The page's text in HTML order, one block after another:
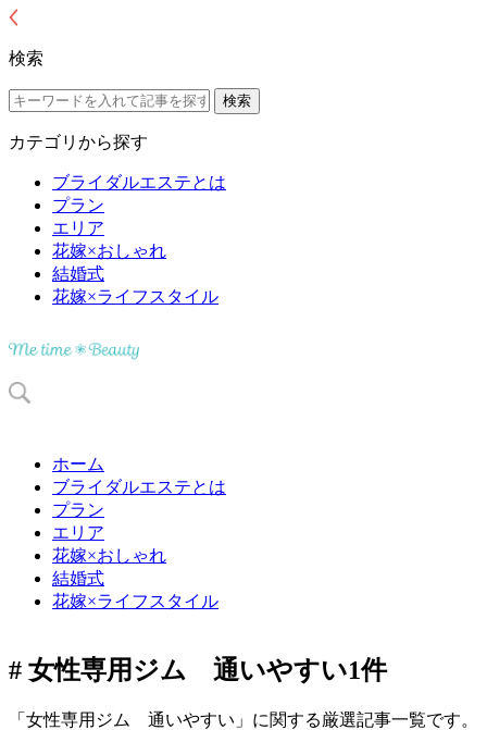
検索
カテゴリから探す
ブライダルエステとは
プラン
エリア
花嫁×おしゃれ
結婚式
花嫁×ライフスタイル
ホーム
ブライダルエステとは
プラン
エリア
花嫁×おしゃれ
結婚式
花嫁×ライフスタイル
# 女性専用ジム 通いやすい1件
「女性専用ジム 通いやすい」に関する厳選記事一覧です。